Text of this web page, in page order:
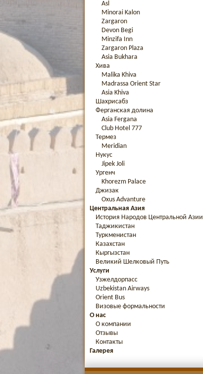
Asl
Minorai Kalon
Zargaron
Devon Begi
Minzifa Inn
Zargaron Plaza
Asia Bukhara
Хива
Malika Khiva
Madrassa Orient Star
Asia Khiva
Шахрисабз
Ферганская долина
Asia Fergana
Club Hotel 777
Термез
Meridian
Нукус
Jipek Joli
Ургенч
Khorezm Palace
Джизак
Oxus Advanture
Центральная Азия
История Народов Центральной Азии
Таджикистан
Туркменистан
Казахстан
Кыргызстан
Великий Шелковый Путь
Услуги
Узжелдорпасс
Uzbekistan Airways
Orient Bus
Визовые формальности
О нас
О компании
Отзывы
Контакты
Галерея